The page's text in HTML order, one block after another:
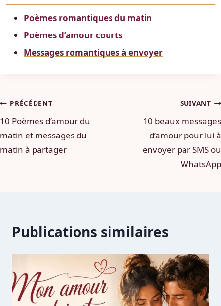
Poèmes romantiques du matin
Poèmes d’amour courts
Messages romantiques à envoyer
Navigation
de
l’article
PRÉCÉDENT
10 Poèmes d’amour du
matin et messages du
matin à partager
SUIVANT
10 beaux messages
d’amour pour lui à
envoyer par SMS ou
WhatsApp
Publications similaires